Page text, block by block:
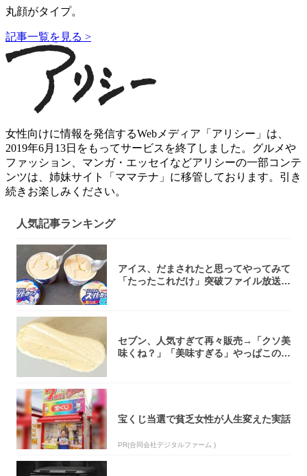
丸顔がタイプ。
記事一覧を見る >
女性向けに情報を発信するWebメディア「アリシー」は、
2019年6月13日をもってサービスを終了しました。グルメや
ファッション、マンガ・エッセイなどアリシーの一部コンテ
ンツは、姉妹サイト「ママテナ」に移管しております。引き
続きお楽しみください。
人気記事ランキング
アイス、だまされたと思ってやってみて
「たったこれだけ」突破ファイル放送で
セブン、人気すぎて再々販売→「クソ美
味くね？」「美味すぎる」やっぱこのク
宝くじ当選で貧乏女性が人生変えた実話
PR(合同会社デジタルファーム )